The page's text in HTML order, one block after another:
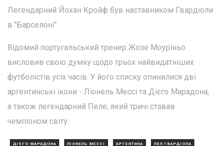
Легендарний Йохан Кройф був наставником Гвардіоли
в "Барселоні".
Відомий португальський тренер Жозе Моуріньо
висловив свою думку щодо трьох найвидатніших
футболістів усіх часів. У його списку опинилися дві
аргентинські ікони - Ліонель Мессі та Дієго Марадона,
а також легендарний Пеле, який тричі ставав
чемпіоном світу.
ДІЄГО МАРАДОНА ЛІОНЕЛЬ МЕССІ АРГЕНТИНА ПЕП ГВАРДІОЛА